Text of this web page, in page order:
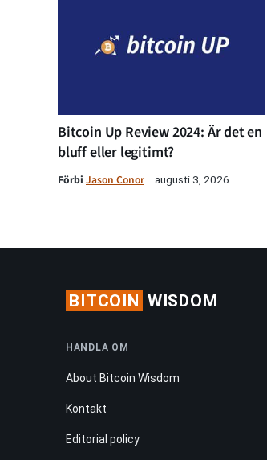
Bitcoin Up Review 2024: Är det en
bluff eller legitimt?
Förbi Jason Conor augusti 3, 2026
BITCOIN WISDOM
HANDLA OM
About Bitcoin Wisdom
Kontakt
Editorial policy